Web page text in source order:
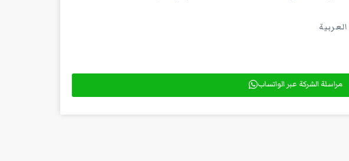
العربية
مراسلة الشركة عبر الواتساب